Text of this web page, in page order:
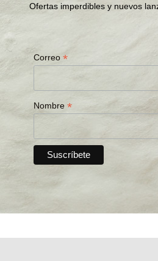
Ofertas imperdibles y nuevos
Correo*
Nombre*